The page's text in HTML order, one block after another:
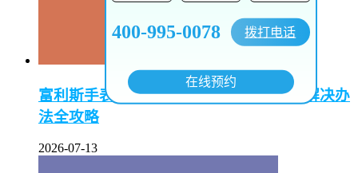
富利斯手表受磁怎么办–富利斯手表受磁解决办
法全攻略
2026-07-13
400-995-0078 拨打电话
在线预约